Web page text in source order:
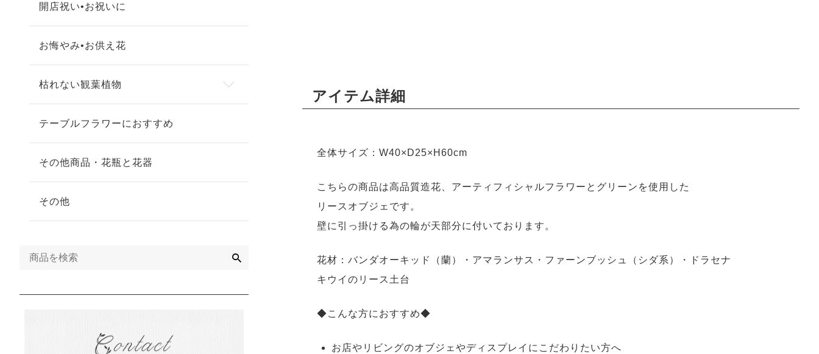
アイテム詳細
全体サイズ：W40×D25×H60cm
こちらの商品は高品質造花、アーティフィシャルフラワーとグリーンを使用した
リースオブジェです。
壁に引っ掛ける為の輪が天部分に付いております。
花材：バンダオーキッド（蘭）・アマランサス・ファーンブッシュ（シダ系）・ドラセナ
キウイのリース土台
◆こんな方におすすめ◆
お店やリビングのオブジェやディスプレイにこだわりたい方へ
開店祝い•お祝いに
お悔やみ•お供え花
枯れない観葉植物
テーブルフラワーにおすすめ
その他商品・花瓶と花器
その他